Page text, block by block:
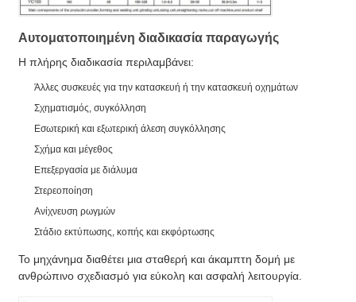
Αυτοματοποιημένη διαδικασία παραγωγής
Η πλήρης διαδικασία περιλαμβάνει:
Άλλες συσκευές για την κατασκευή ή την κατασκευή οχημάτων
Σχηματισμός, συγκόλληση
Εσωτερική και εξωτερική άλεση συγκόλλησης
Σχήμα και μέγεθος
Επεξεργασία με διάλυμα
Στερεοποίηση
Ανίχνευση ρωγμών
Στάδιο εκτύπωσης, κοπής και εκφόρτωσης
Το μηχάνημα διαθέτει μια σταθερή και άκαμπτη δομή με
ανθρώπινο σχεδιασμό για εύκολη και ασφαλή λειτουργία.